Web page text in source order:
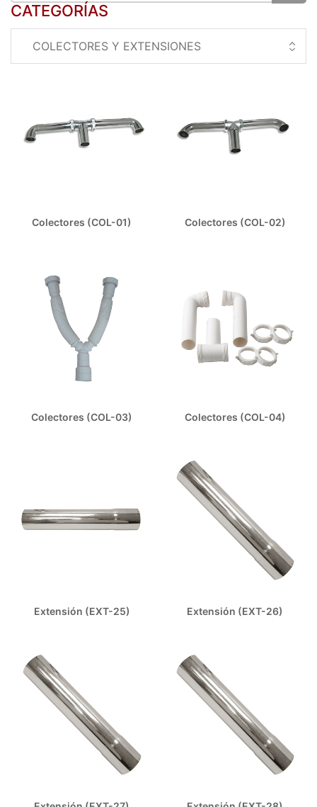
CATEGORÍAS
Colectores (COL-01) Colectores (COL-02)
Colectores (COL-03) Colectores (COL-04)
Extensión (EXT-25) Extensión (EXT-26)